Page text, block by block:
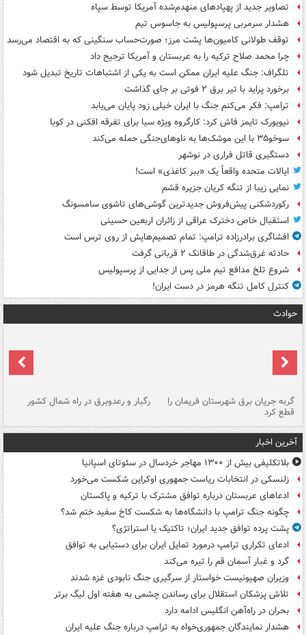
تصاویر جدید از پهپادهای منهدم‌شده آمریکا توسط سپاه
هشدار سرمربی پرسپولیس به جاسوس تیم
توقف طولانی کامیون‌ها پشت مرز؛ صورت‌حساب سنگینی که به اقتصاد می‌رسد
چرا محمد صلاح ترکیه را به عربستان و آمریکا ترجیح داد
تلگراف: جنگ علیه ایران ممکن است به یکی از اشتباهات تاریخ تبدیل شود
برخورد پراید با تیر برق ۲ فوتی بر جای گذاشت
ترامپ: فکر می‌کنم جنگ با ایران خیلی زود پایان می‌یابد
نیویورک تایمز فاش کرد: کارگروه ویژه سیا برای تفرقه افکنی در کوبا
سوخو۳۵ با این موشک‌ها به ناوهای‌جنگی حمله می‌کند
دستگیری قاتل فراری در نوشهر
ایالات متحده واقعاً یک «ببر کاغذی» است!
نمایی زیبا از تنگه کریان جزیره قشم
رکوردشکنی پیش‌فروش جدیدترین گوشی‌های تاشوی سامسونگ
استقبال خاص دخترک عراقی از زائران اربعین حسینی
افشاگری برادرزاده ترامپ: تمام تصمیم‌هایش از روی ترس است
حادثه غرق‌شدگی در طاقانک ۲ قربانی گرفت
شروع تلخ مدافع تیم ملی پس از جدایی از پرسپولیس
کنترل کامل تنگه هرمز در دست ایران!
حوادث
گربه جریان برق شهرستان فریمان را
قطع کرد
رگبار و رعدوبرق در راه شمال کشور
آخرین اخبار
بلاتکلیفی بیش از ۱۳۰۰ مهاجر خردسال در سئوتای اسپانیا
زلنسکی در انتخابات ریاست جمهوری اوکراین شکست می‌خورد
ادعاهای عربستان درباره توافق مشترک با ترکیه و پاکستان
چگونه جنگ ترامپ با دانشگاه‌ها به شکست کاخ سفید ختم شد؟
پشت پرده توافق جدید ایران؛ تاکتیک یا استراتژی؟
ادعای تکراری ترامپ درمورد تمایل ایران برای دستیابی به توافق
گرد و غبار آسمان قم را تیره می‌کند
وزیران صهیونیست خواستار از سرگیری جنگ نابودی غزه شدند
تلاش پزشکان استقلال برای رساندن چشمی به هفته اول لیگ برتر
بحران در راه‌آهن انگلیس ادامه دارد
هشدار نمایندگان جمهوری‌خواه به ترامپ درباره جنگ علیه ایران